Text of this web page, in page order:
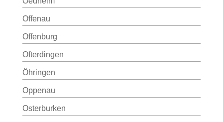
Offenau
Offenburg
Ofterdingen
Öhringen
Oppenau
Osterburken